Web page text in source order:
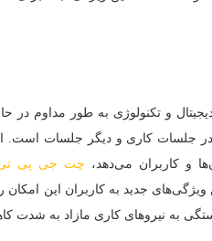
دیجیتال و تکنولوژی به‌ طور مداوم
در جلسات کاری و دیگر جلسات است.
و کاربران می‌دهد، چت‌ جی‌ پی‌
جدید به کاربران این امکان
به نیروهای کاری مازاد به شدت